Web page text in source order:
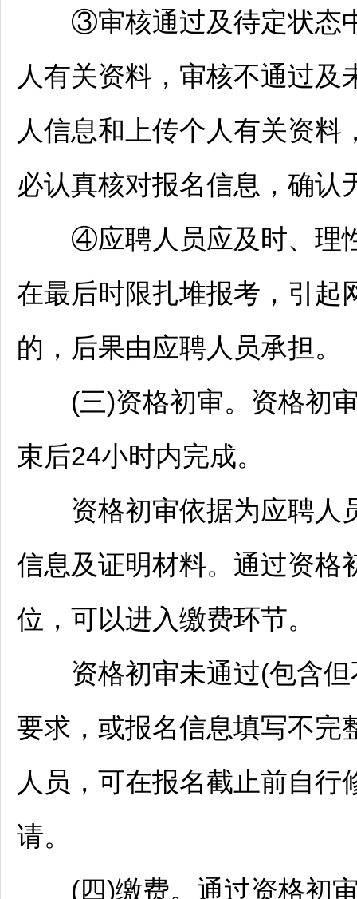
③审核通过及待定状态中
人有关资料，审核不通过
人信息和上传个人有关资
必认真核对报名信息，确认
④应聘人员应及时、理性
在最后时限扎堆报考，引起
的，后果由应聘人员承担。
(三)资格初审。资格初审
束后24小时内完成。
资格初审依据为应聘人
信息及证明材料。通过资格
位，可以进入缴费环节。
资格初审未通过(包含但
要求，或报名信息填写不完
人员，可在报名截止前自
请。
(四)缴费。通过资格初审